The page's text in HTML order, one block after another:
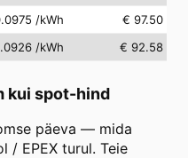
/kWh
€ 97.50
/kWh € 92.58
kui spot-hind
päeva — mida
/ EPEX turul. Teie